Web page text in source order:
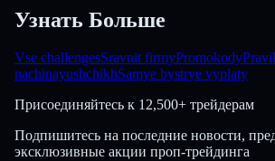
Узнать Больше
Vse challengesSravnit firmyPromokody
nachinayushchikhSamye bystrye vyplaty
Присоединяйтесь к 12,500+ трейдерам
Подпишитесь на последние новости,
эксклюзивные акции проп-трейдинга